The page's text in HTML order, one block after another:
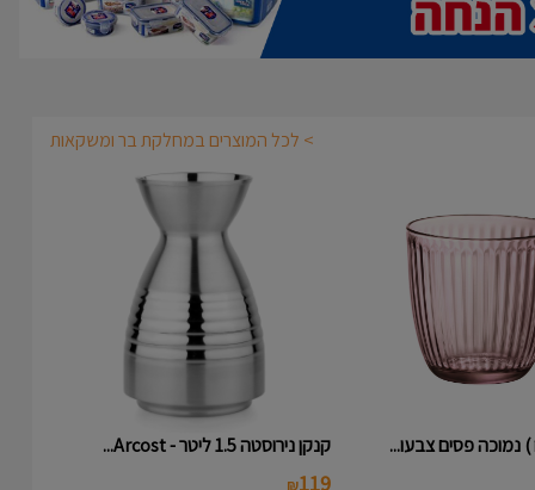
> לכל המוצרים במחלקת בר ומשקאות
קנקן נירוסטה 1.5 ליטר - Arcost...
119
₪